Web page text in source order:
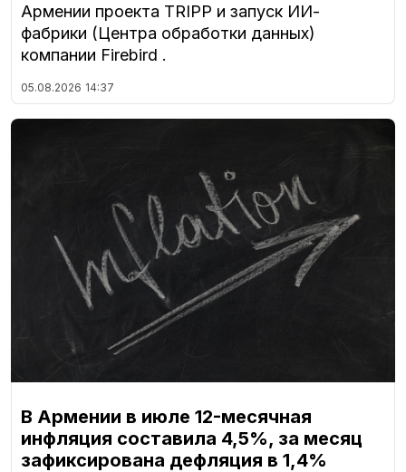
Армении проекта TRIPP и запуск ИИ-
фабрики (Центра обработки данных)
компании Firebird .
05.08.2026 14:37
В Армении в июле 12-месячная
инфляция составила 4,5%, за месяц
зафиксирована дефляция в 1,4%